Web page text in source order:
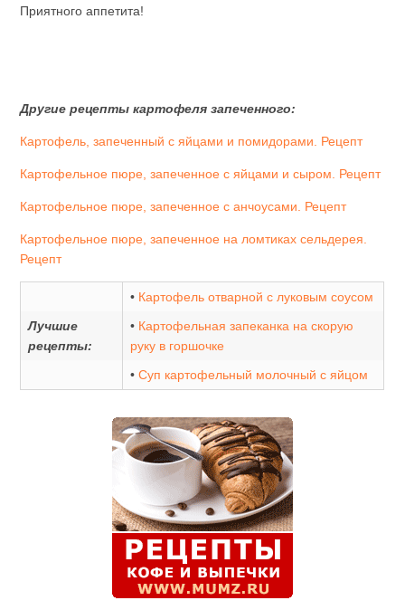
Приятного аппетита!
Другие рецепты картофеля запеченного:
Картофель, запеченный с яйцами и помидорами. Рецепт
Картофельное пюре, запеченное с яйцами и сыром. Рецепт
Картофельное пюре, запеченное с анчоусами. Рецепт
Картофельное пюре, запеченное на ломтиках сельдерея.
Рецепт
• Картофель отварной с луковым соусом
Лучшие
рецепты:
• Картофельная запеканка на скорую
руку в горшочке
•Суп картофельный молочный с яйцом